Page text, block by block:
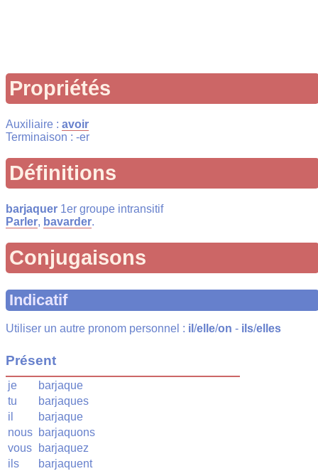
Propriétés
Auxiliaire : avoir
Terminaison : -er
Définitions
barjaquer 1er groupe intransitif
Parler, bavarder.
Conjugaisons
Indicatif
Utiliser un autre pronom personnel : il /elle/on - ils/elles
Présent
je
barjaque
tu
barjaques
il
barjaque
nous barjaquons
vous
barjaquez
ils
barjaquent